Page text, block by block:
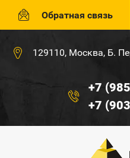
129110, Москва, Б.
+7
+7
Обратная связь